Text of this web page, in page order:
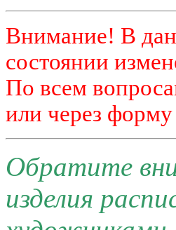
Внимание! В
состоянии
По всем
или через форму
Обратите
изделия